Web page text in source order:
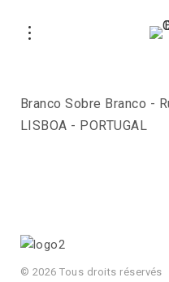
Branco Sobre Branco -
LISBOA - PORTUGAL
© 2026 Tous droits réservés